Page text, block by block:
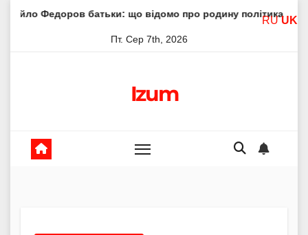
Skipбатьки: що відомо про родину політика Молитва
Пт. Сер 7th, 2026
Izum
RU UK